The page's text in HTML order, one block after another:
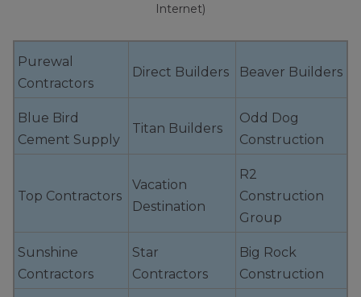
Internet)
Purewal
Contractors
Direct Builders Beaver Builders
Blue Bird
Cement Supply
Titan Builders
Odd Dog
Construction
Top Contractors
Vacation
Destination
R2
Construction
Group
Sunshine
Contractors
Star
Contractors
Big Rock
Construction